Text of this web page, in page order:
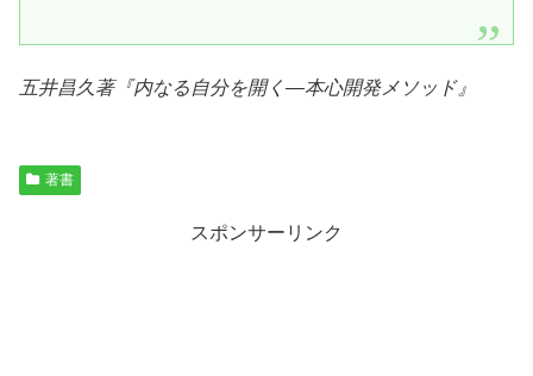
五井昌久著『内なる自分を開く―本心開発メソッド』
著書
スポンサーリンク